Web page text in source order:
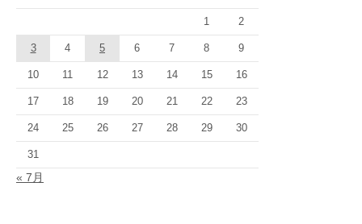
1 2
3 4 5 6 7 8 9
10 11 12 13 14 15 16
17 18 19 20 21 22 23
24 25 26 27 28 29 30
31
« 7月